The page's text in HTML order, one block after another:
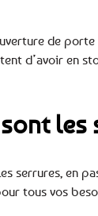
de
d’avoir en
les
serrures, en
tous vos